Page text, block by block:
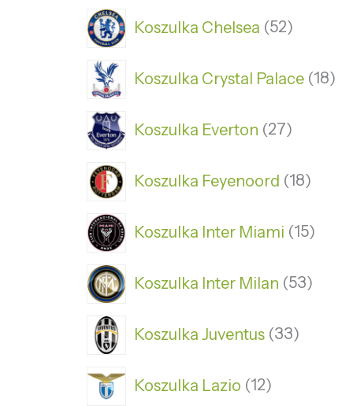
Koszulka Chelsea 52
Koszulka Crystal Palace 18
Koszulka Everton 27
Koszulka Feyenoord 18
Koszulka Inter Miami 15
Koszulka Inter Milan 53
Koszulka Juventus 33
Koszulka Lazio 12